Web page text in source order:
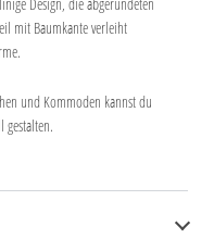
mit Baumkante verleiht
und Kommoden kannst du
gestalten.